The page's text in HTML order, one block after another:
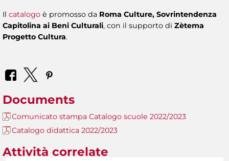
Il catalogo è promosso da Roma Culture, Sovrintendenza
Capitolina ai Beni Culturali, con il supporto di Zètema
Progetto Cultura.
Documents
Comunicato stampa Catalogo scuole 2022/2023
Catalogo didattica 2022/2023
Attività correlate